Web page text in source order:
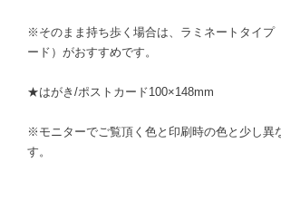
※そのまま持ち歩く場合は、ラミネートタイプ
ード）がおすすめです。
★はがき/ポストカード100×148mm
※モニターでご覧頂く色と印刷時の色と少し異
す。